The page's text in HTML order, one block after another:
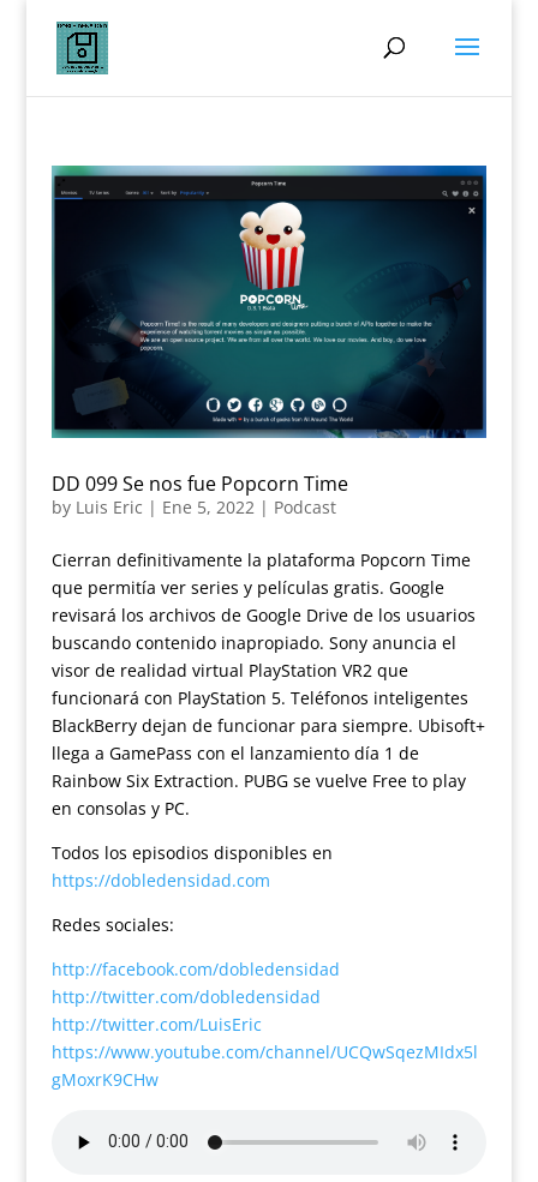
DD 099 Se nos fue Popcorn Time
by Luis Eric | Ene 5, 2022 | Podcast
Cierran definitivamente la plataforma Popcorn Time
que permitía ver series y películas gratis. Google
revisará los archivos de Google Drive de los usuarios
buscando contenido inapropiado. Sony anuncia el
visor de realidad virtual PlayStation VR2 que
funcionará con PlayStation 5. Teléfonos inteligentes
BlackBerry dejan de funcionar para siempre. Ubisoft+
llega a GamePass con el lanzamiento día 1 de
Rainbow Six Extraction. PUBG se vuelve Free to play
en consolas y PC.
Todos los episodios disponibles en
https://dobledensidad.com
Redes sociales:
http://facebook.com/dobledensidad
http://twitter.com/dobledensidad
http://twitter.com/LuisEric
https://www.youtube.com/channel/UCQwSqezMIdx5l
gMoxrK9CHw